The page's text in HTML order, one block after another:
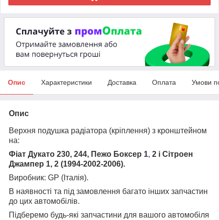
Опис Характеристики Доставка Оплата Умови
Опис
Верхня подушка радіатора (кріплення) з кронштейном
на:
Фіат Дукато 230, 244, Пежо Боксер 1, 2 і Сітроен
Джампер 1, 2 (1994-2002-2006).
Виробник: GP (Італія).
В наявності та під замовлення багато інших запчастин
до цих автомобілів.
Підберемо будь-які запчастини для вашого автомобіля